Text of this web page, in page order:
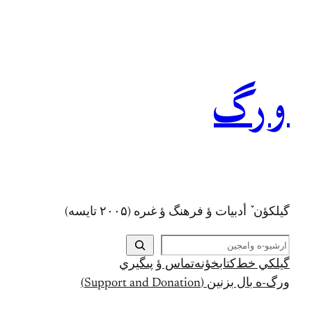
ورگ
گيلکؤن ٚ أدبیات ؤ فرهنگ ؤ غىره (۲۰۰۵ تايسه)
ج
س
ت
ج
گيلکي خط کتابخؤنهتماس ؤ پىگيري
ورگ-ه بال بزنين (Support and Donation)